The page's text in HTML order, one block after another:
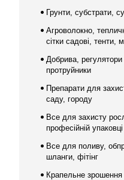
Грунти, субстрати,
Агроволокно,
сітки садові, тенти,
Добрива, регулятори
протруйники
Препарати для
саду, городу
Все для захисту
професійній упаковці
Все для поливу,
шланги, фітінг
Крапельне зрошення